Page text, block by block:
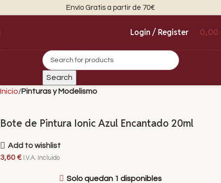
Envío Gratis a partir de 70€
Login / Register 0,00
Search
Inicio Pinturas y Modelismo
Bote de Pintura Ionic Azul Encantado 20ml
Add to wishlist
3,60€ I.V.A. Incluido
Solo quedan 1 disponibles